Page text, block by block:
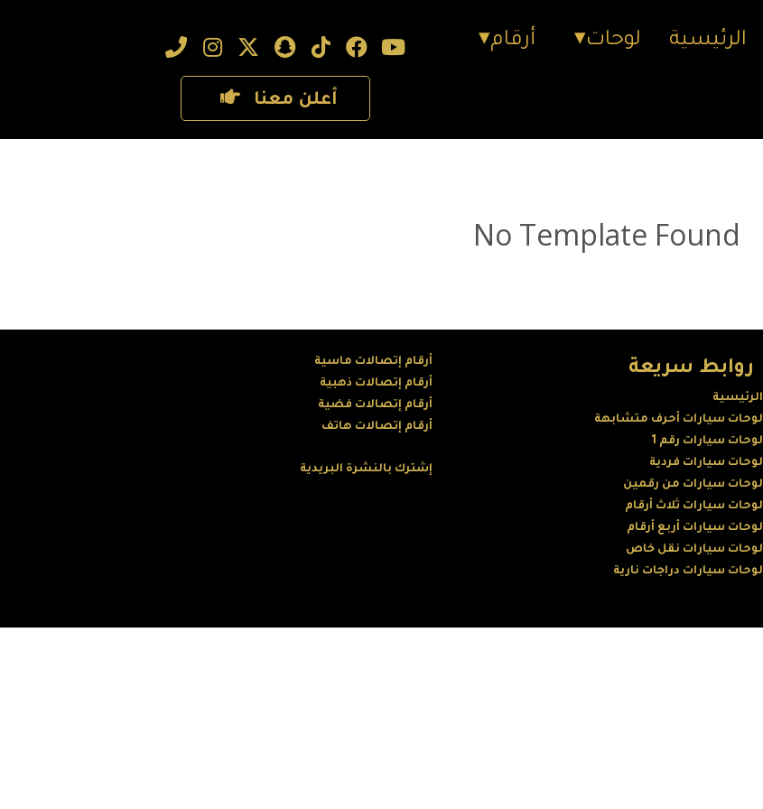
الرئيسية لوحات أرقام
أعلن معنا
No Template Found
روابط سريعة
الرئيسية
لوحات سيارات أحرف متشابهة
لوحات سيارات رقم 1
لوحات سيارات فردية
لوحات سيارات من رقمين
لوحات سيارات ثلاث أرقام
لوحات سيارات أربع أرقام
لوحات سيارات نقل خاص
لوحات سيارات دراجات نارية
أرقام إتصالات ماسية
أرقام إتصالات ذهبية
أرقام إتصالات فضية
أرقام إتصالات هاتف
إشترك بالنشرة البريدية